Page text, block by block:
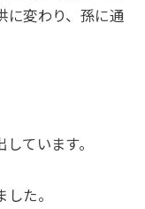
に変わり、孫に通
ています。
た。